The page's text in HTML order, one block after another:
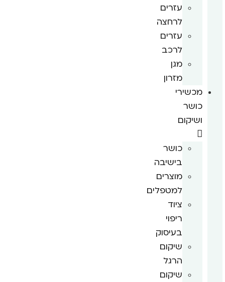
עזרים
לרחצה
עזרים
לרכב
מגן
מזרון
מכשירי
כושר
ושיקום
כושר
בישיבה
מוצרים
למטפלים
ציוד
ריפוי
בעיסוק
שיקום
הרגל
שיקום